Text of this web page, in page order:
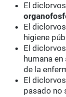
El
El
higiene
El
humana
de la
El
pasado no